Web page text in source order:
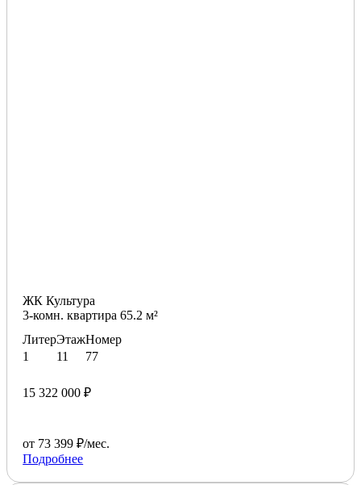
ЖК Культура
3-комн. квартира 65.2 м²
Литер
1
Этаж
11
Номер
77
15 322 000 ₽
от 73 399 ₽/мес.
Подробнее